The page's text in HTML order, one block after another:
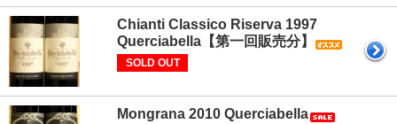
Chianti Classico Riserva 1997
Querciabella【第一回販売分】
SOLD OUT
Mongrana 2010 Querciabella